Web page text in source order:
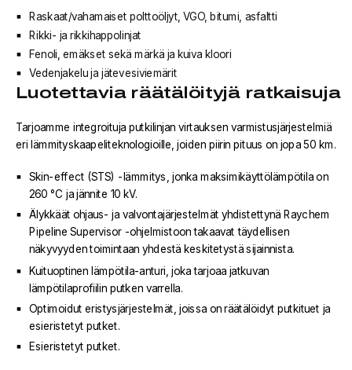
Raskaat/vahamaiset polttoöljyt, VGO, bitumi, asfaltti
Rikki- ja rikkihappolinjat
Fenoli, emäkset sekä märkä ja kuiva kloori
Vedenjakelu ja jätevesiviemärit
Luotettavia räätälöityjä ratkaisuja
Tarjoamme integroituja putkilinjan virtauksen varmistusjärjestelmiä
eri lämmityskaapeliteknologioille, joiden piirin pituus on jopa 50 km.
Skin-effect (STS) -lämmitys, jonka maksimikäyttölämpötila on
260 °C ja jännite 10 kV.
Älykkäät ohjaus- ja valvontajärjestelmät yhdistettynä Raychem
Pipeline Supervisor -ohjelmistoon takaavat täydellisen
näkyvyyden toimintaan yhdestä keskitetystä sijainnista.
Kuituoptinen lämpötila-anturi, joka tarjoaa jatkuvan
lämpötilaprofiilin putken varrella.
Optimoidut eristysjärjestelmät, joissa on räätälöidyt putkituet ja
esieristetyt putket.
Esieristetyt putket.